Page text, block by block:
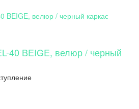
40 BEIGE, велюр / черный